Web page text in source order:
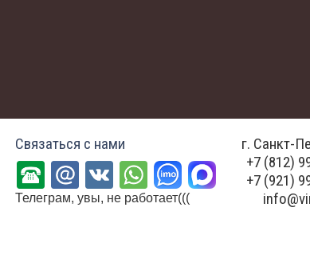
г. Санкт-
+7 (812)
+7 (921)
Связаться с нами
Телеграм, увы, не работает(((